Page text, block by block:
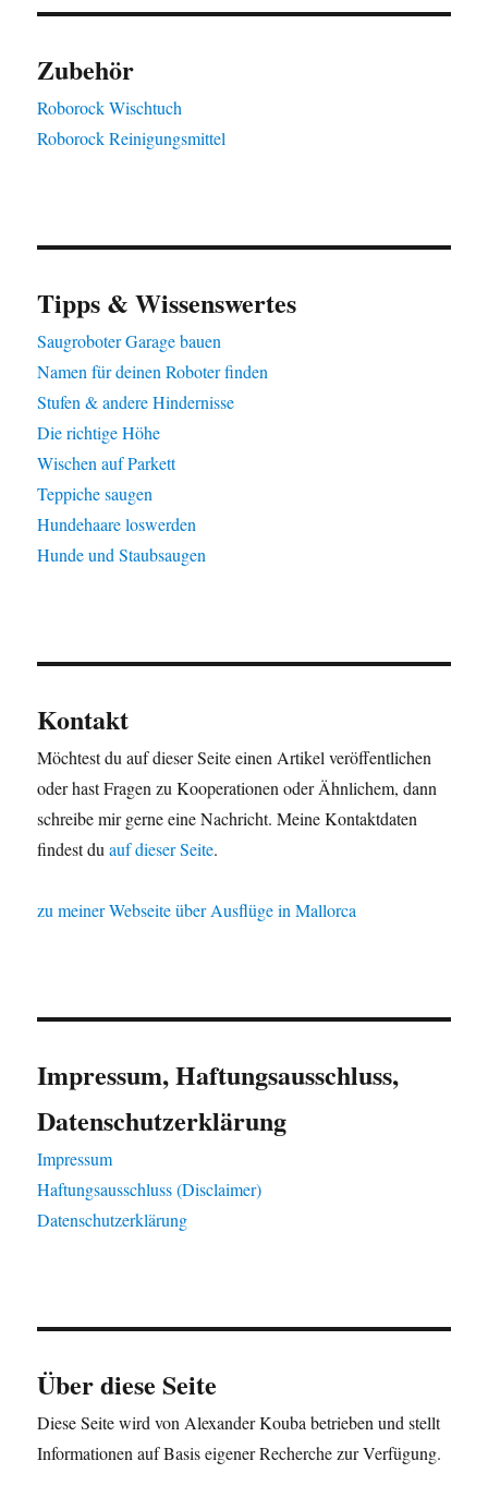
Zubehör
Roborock Wischtuch
Roborock Reinigungsmittel
Tipps & Wissenswertes
Saugroboter Garage bauen
Namen für deinen Roboter finden
Stufen & andere Hindernisse
Die richtige Höhe
Wischen auf Parkett
Teppiche saugen
Hundehaare loswerden
Hunde und Staubsaugen
Kontakt
Möchtest du auf dieser Seite einen Artikel veröffentlichen
oder hast Fragen zu Kooperationen oder Ähnlichem, dann
schreibe mir gerne eine Nachricht. Meine Kontaktdaten
findest duauf dieser Seite.
zu meiner Webseite über Ausflüge in Mallorca
Impressum, Haftungsausschluss,
Datenschutzerklärung
Impressum
Haftungsausschluss (Disclaimer)
Datenschutzerklärung
Über diese Seite
Diese Seite wird von Alexander Kouba betrieben und stellt
Informationen auf Basis eigener Recherche zur Verfügung.